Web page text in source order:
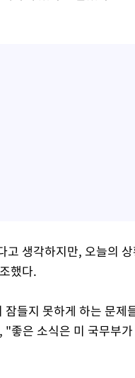
생각하지만, 오늘의
했다.
들지 못하게 하는 문제
좋은 소식은 미 국무부